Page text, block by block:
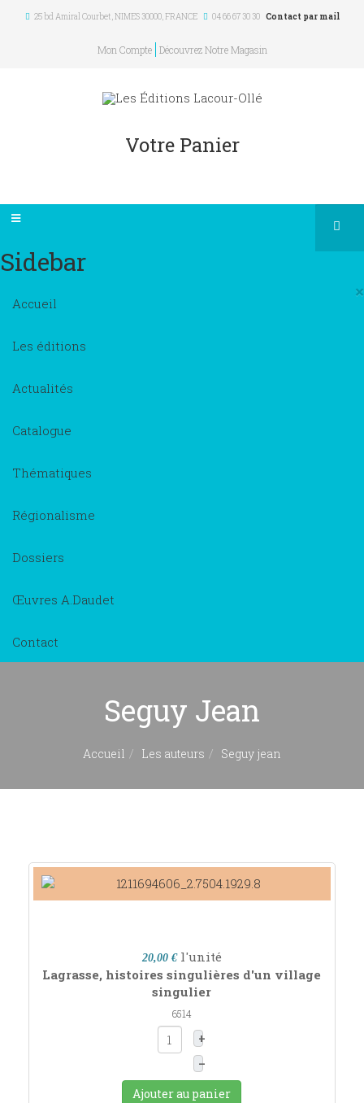
25 bd Amiral Courbet, NIMES 30000,FRANCE 04 66 67 30 30 Contact par mail
Mon Compte Découvrez Notre Magasin
Votre Panier
Sidebar
×
Accueil
Les éditions
Actualités
Catalogue
Thématiques
Régionalisme
Dossiers
Œuvres A.Daudet
Contact
Seguy Jean
Accueil Les auteurs Seguy jean
20,00 € l'unité
Lagrasse, histoires singulières d'un village
singulier
6514
+
–
Ajouter au panier